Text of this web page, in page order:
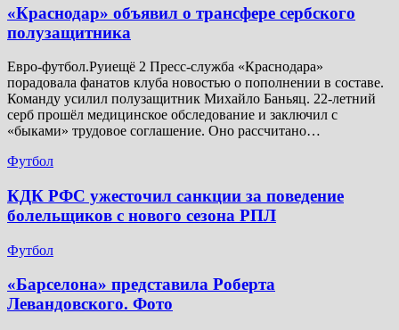
​«Краснодар» объявил о трансфере сербского
полузащитника
Евро-футбол.Руиещё 2 Пресс-служба «Краснодара»
порадовала фанатов клуба новостью о пополнении в составе.
Команду усилил полузащитник Михайло Баньяц. 22-летний
серб прошёл медицинское обследование и заключил с
«быками» трудовое соглашение. Оно рассчитано…
Футбол
КДК РФС ужесточил санкции за поведение
болельщиков с нового сезона РПЛ
Футбол
«Барселона» представила Роберта
Левандовского. Фото